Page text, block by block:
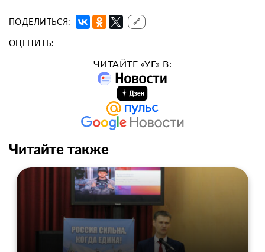
ПОДЕЛИТЬСЯ: 🔗
ОЦЕНИТЬ:
ЧИТАЙТЕ «УГ» В:
Читайте также